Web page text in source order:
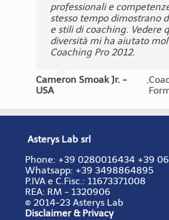
professionali e
stesso tempo dimostrano
e stili di coaching. Vedere
diversità mi ha aiutato
Coaching Pro 2012.
Cameron Smoak Jr. -
USA
,
sono liberato.(...) Coaching
Artur Rzepecki -
Polonia
Manon Dulude -
Canada
Lisa Mallett - Canada ,
Coaching Excel 2011
Kees De Vries - Olanda
Excel 2011
Laura Fierro - Messico
Asterys Lab srl
Phone: +39 0280016434 +39
Whatsapp: +39 3498864895
P.IVA e C.Fisc.: 11673371008
REA: RM - 1320906
© 2014-23 Asterys Lab
Disclaimer & Privacy